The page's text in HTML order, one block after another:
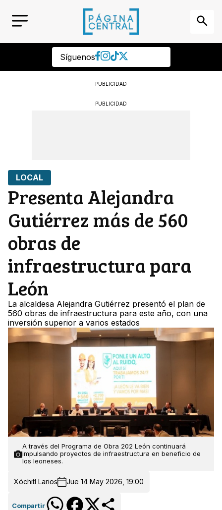
Síguenos
PUBLICIDAD
PUBLICIDAD
LOCAL
Presenta Alejandra
Gutiérrez más de 560
obras de
infraestructura para
León
La alcaldesa Alejandra Gutiérrez presentó el plan de
560 obras de infraestructura para este año, con una
inversión superior a varios estados
A través del Programa de Obra 202 León continuará
impulsando proyectos de infraestructura en beneficio de
los leoneses.
Xóchitl Larios Jue 14 May 2026, 19:00
Compartir